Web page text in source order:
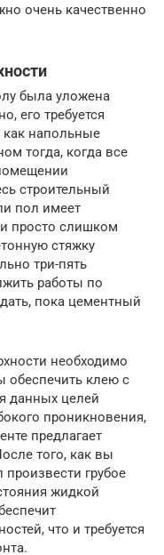
очень качественно
была уложена
его требуется
как напольные
тогда, когда все
строительный
пол имеет
просто слишком
стяжку
три-пять
работы по
пока цементный
необходимо
обеспечить клею с
данных целей
проникновения,
предлагает
того, как вы
грубое
жидкой
что и требуется